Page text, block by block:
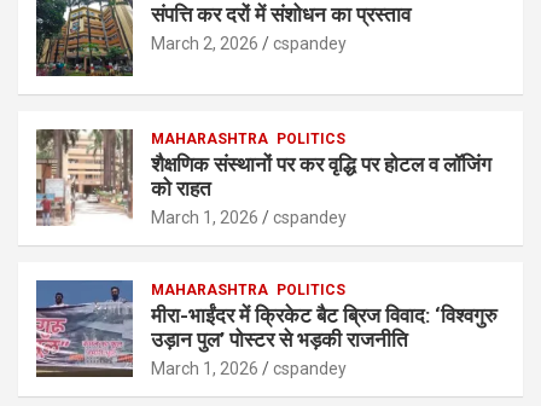
संपत्ति कर दरों में संशोधन का प्रस्ताव
March 2, 2026 cspandey
MAHARASHTRA POLITICS
शैक्षणिक संस्थानों पर कर वृद्धि पर होटल व लॉजिंग
को राहत
March 1, 2026 cspandey
MAHARASHTRA POLITICS
मीरा-भाईंदर में क्रिकेट बैट ब्रिज विवाद: ‘विश्वगुरु
उड़ान पुल’ पोस्टर से भड़की राजनीति
March 1, 2026 cspandey